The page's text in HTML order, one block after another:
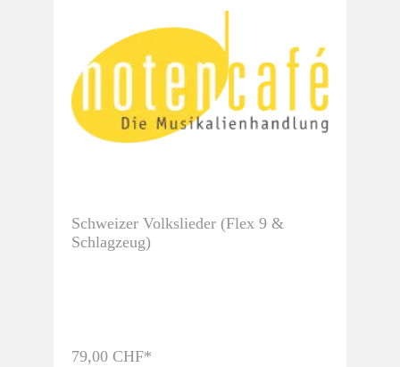
Schweizer Volkslieder (Flex 9 &
Schlagzeug)
79,00 CHF*